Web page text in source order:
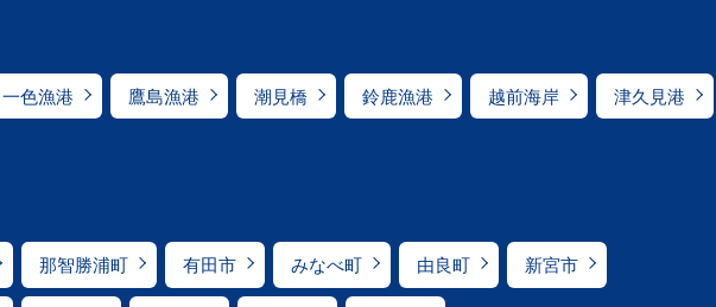
一色漁港 鷹島漁港 潮見橋 鈴鹿漁港 越前海岸 津久見港
那智勝浦町 有田市 みなべ町 由良町 新宮市